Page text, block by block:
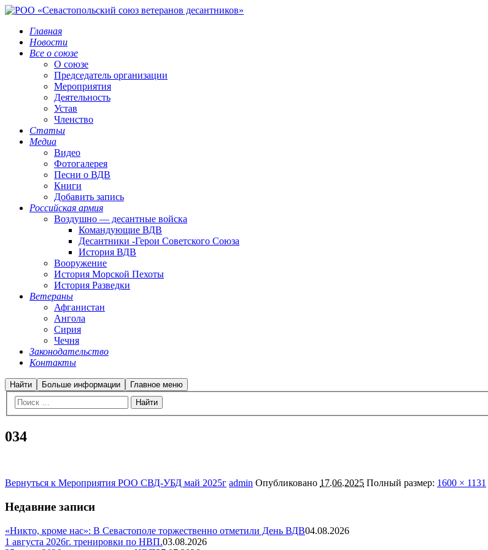
Главная
Новости
Все о союзе
О союзе
Председатель организации
Мероприятия
Деятельность
Устав
Членство
Статьи
Медиа
Видео
Фотогалерея
Песни о ВДВ
Книги
Добавить запись
Российская армия
Воздушно — десантные войска
Командующие ВДВ
Десантники -Герои Советского Союза
История ВДВ
Вооружение
История Морской Пехоты
История Разведки
Ветераны
Афганистан
Ангола
Сирия
Чечня
Законодательство
Контакты
Найти Больше информации Главное меню
034
Вернуться к Мероприятия РОО СВД-УБД май 2025г admin Опубликовано 17.06.2025 Полный размер: 1600 × 1131
Недавние записи
«Никто, кроме нас»: В Севастополе торжественно отметили День ВДВ04.08.2026
1 августа 2026г. тренировки по НВП.03.08.2026